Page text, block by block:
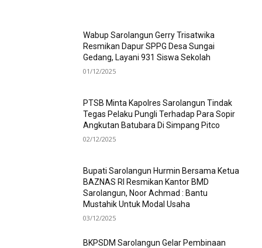
Wabup Sarolangun Gerry Trisatwika
Resmikan Dapur SPPG Desa Sungai
Gedang, Layani 931 Siswa Sekolah
01/12/2025
PTSB Minta Kapolres Sarolangun Tindak
Tegas Pelaku Pungli Terhadap Para Sopir
Angkutan Batubara Di Simpang Pitco
02/12/2025
Bupati Sarolangun Hurmin Bersama Ketua
BAZNAS RI Resmikan Kantor BMD
Sarolangun, Noor Achmad : Bantu
Mustahik Untuk Modal Usaha
03/12/2025
BKPSDM Sarolangun Gelar Pembinaan